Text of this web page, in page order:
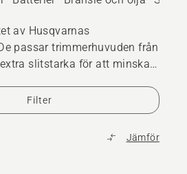
av Husqvarnas
passar trimmerhuvuden från
slitstarka för att minska
Filter
Jämför